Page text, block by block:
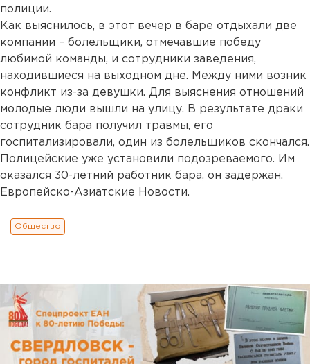
полиции.
Как выяснилось, в этот вечер в баре отдыхали две
компании – болельщики, отмечавшие победу
любимой команды, и сотрудники заведения,
находившиеся на выходном дне. Между ними возник
конфликт из-за девушки. Для выяснения отношений
молодые люди вышли на улицу. В результате драки
сотрудник бара получил травмы, его
госпитализировали, один из болельщиков скончался.
Полицейские уже установили подозреваемого. Им
оказался 30-летний работник бара, он задержан.
Европейско-Азиатские Новости.
Общество